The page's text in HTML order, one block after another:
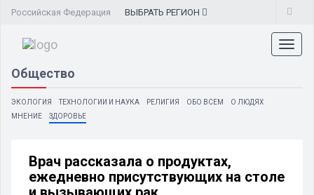
Российская Федерация ВЫБРАТЬ РЕГИОН
Общество
ЭКОЛОГИЯ ТЕХНОЛОГИИ И НАУКА РЕЛИГИЯ ОБО ВСЕМ
О ЛЮДЯХ
МНЕНИЕ
ЗДОРОВЬЕ
Врач рассказала о продуктах,
ежедневно присутствующих на столе